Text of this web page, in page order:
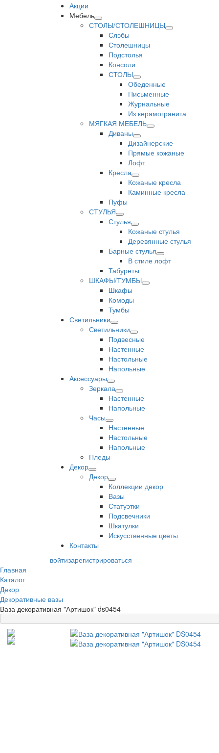
Акции
Мебель
СТОЛЫ/СТОЛЕШНИЦЫ
Слэбы
Столешницы
Подстолья
Консоли
СТОЛЫ
Обеденные
Письменные
Журнальные
Из керамогранита
МЯГКАЯ МЕБЕЛЬ
Диваны
Дизайнерские
Прямые кожаные
Лофт
Кресла
Кожаные кресла
Каминные кресла
Пуфы
СТУЛЬЯ
Стулья
Кожаные стулья
Деревянные стулья
Барные стулья
В стиле лофт
Табуреты
ШКАФЫ/ТУМБЫ
Шкафы
Комоды
Тумбы
Светильники
Светильники
Подвесные
Настенные
Настольные
Напольные
Аксессуары
Зеркала
Настенные
Напольные
Часы
Настенные
Настольные
Напольные
Пледы
Декор
Декор
Коллекции декор
Вазы
Статуэтки
Подсвечники
Шкатулки
Искусственные цветы
Контакты
войтизарегистрироваться
Главная
Каталог
Декор
Декоративные вазы
Ваза декоративная "Артишок" ds0454